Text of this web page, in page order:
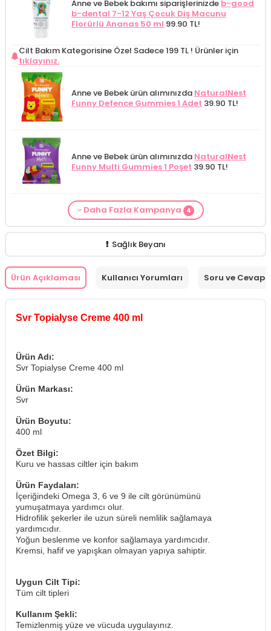
Anne ve Bebek bakımı siparişlerinizde b-good
b-dental 7-12 Yaş Çocuk Diş Macunu
Florürlü Ananas 50 ml 99.90 TL!
Cilt Bakım Kategorisine Özel Sadece 199 TL ! Ürünler için
tıklayınız.
Anne ve Bebek ürün alımınızda NaturalNest
Funny Defence Gummies 1 Adet 39.90 TL!
Anne ve Bebek ürün alımınızda NaturalNest
Funny Multi Gummies 1 Poşet 39.90 TL!
From Natura Kadınlar İçin Terleme Karşıtı
Alls Biocosmetics Organik Anti Stretch Mark
Anne ve Bebek bakımı siparişlerinizde
Cilt Bakım ürünü siparişinizdeMamaaura
Daha Fazla Kampanya 4
Sağlık Beyanı
Ürün Açıklaması Kullanıcı Yorumları Soru ve Cevap
Svr Topialyse Creme 400 ml
Ürün Adı:
Svr Topialyse Creme 400 ml
Ürün Markası:
Svr
Ürün Boyutu:
400 ml
Özet Bilgi:
Kuru ve hassas ciltler için bakım
Ürün Faydaları:
İçeriğindeki Omega 3, 6 ve 9 ile cilt görünümünü
yumuşatmaya yardımcı olur.
Hidrofilik şekerler ile uzun süreli nemlilik sağlamaya
yardımcıdır.
Yoğun beslenme ve konfor sağlamaya yardımcıdır.
Kremsi, hafif ve yapışkan olmayan yapıya sahiptir.
Uygun Cilt Tipi:
Tüm cilt tipleri
Kullanım Şekli:
Temizlenmiş yüze ve vücuda uygulayınız.